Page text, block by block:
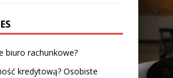
biuro rachunkowe?
kredytową? Osobiste